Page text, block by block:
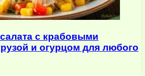
с крабовыми
и огурцом для любого